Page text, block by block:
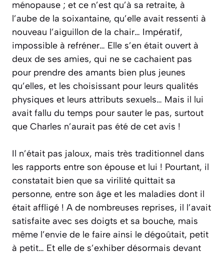
ménopause ; et ce n’est qu’à sa retraite, à
l’aube de la soixantaine, qu’elle avait ressenti à
nouveau l’aiguillon de la chair… Impératif,
impossible à refréner… Elle s’en était ouvert à
deux de ses amies, qui ne se cachaient pas
pour prendre des amants bien plus jeunes
qu’elles, et les choisissant pour leurs qualités
physiques et leurs attributs sexuels… Mais il lui
avait fallu du temps pour sauter le pas, surtout
que Charles n’aurait pas été de cet avis !
Il n’était pas jaloux, mais très traditionnel dans
les rapports entre son épouse et lui ! Pourtant, il
constatait bien que sa virilité quittait sa
personne, entre son âge et les maladies dont il
était affligé ! A de nombreuses reprises, il l’avait
satisfaite avec ses doigts et sa bouche, mais
même l’envie de le faire ainsi le dégoûtait, petit
à petit… Et elle de s’exhiber désormais devant